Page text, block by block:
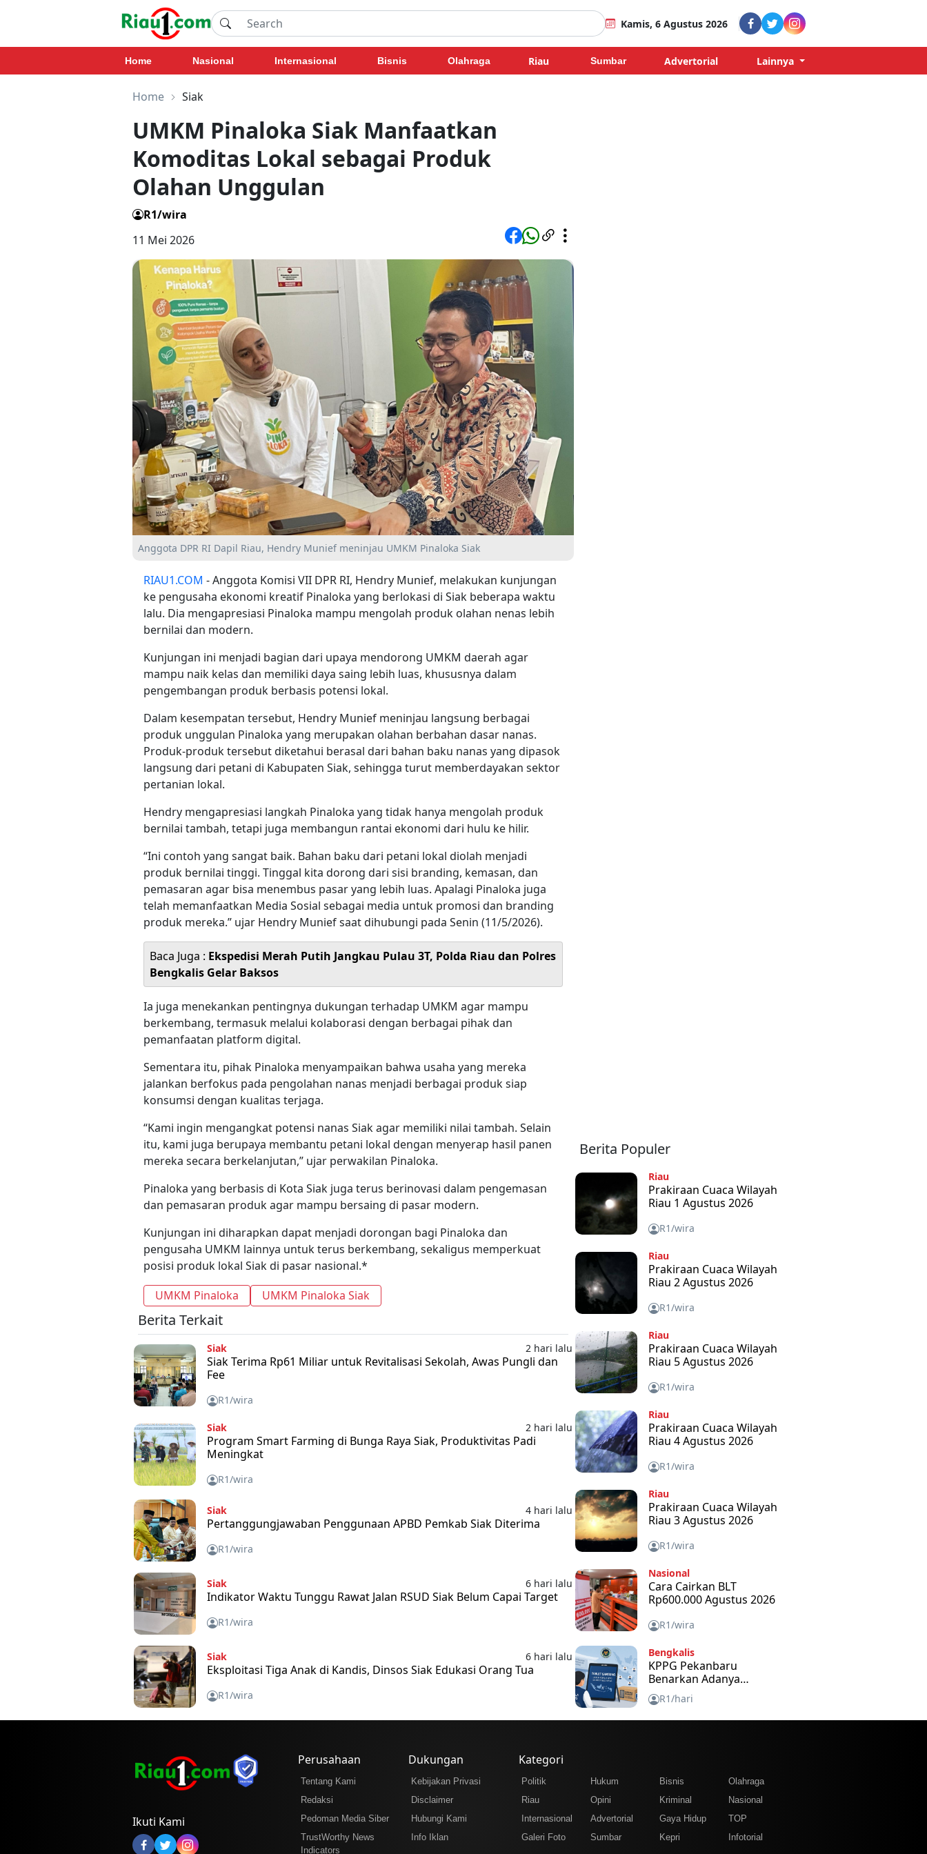
Kamis, 6 Agustus 2026
Home Nasional Internasional Bisnis Olahraga Riau Sumbar Advertorial Lainnya
Home Siak
UMKM Pinaloka Siak Manfaatkan
Komoditas Lokal sebagai Produk
Olahan Unggulan
R1/wira
11 Mei 2026
Anggota DPR RI Dapil Riau, Hendry Munief meninjau UMKM Pinaloka Siak
RIAU1.COM - Anggota Komisi VII DPR RI, Hendry Munief, melakukan kunjungan
ke pengusaha ekonomi kreatif Pinaloka yang berlokasi di Siak beberapa waktu
lalu. Dia mengapresiasi Pinaloka mampu mengolah produk olahan nenas lebih
bernilai dan modern.
Kunjungan ini menjadi bagian dari upaya mendorong UMKM daerah agar
mampu naik kelas dan memiliki daya saing lebih luas, khususnya dalam
pengembangan produk berbasis potensi lokal.
Dalam kesempatan tersebut, Hendry Munief meninjau langsung berbagai
produk unggulan Pinaloka yang merupakan olahan berbahan dasar nanas.
Produk-produk tersebut diketahui berasal dari bahan baku nanas yang dipasok
langsung dari petani di Kabupaten Siak, sehingga turut memberdayakan sektor
pertanian lokal.
Hendry mengapresiasi langkah Pinaloka yang tidak hanya mengolah produk
bernilai tambah, tetapi juga membangun rantai ekonomi dari hulu ke hilir.
“Ini contoh yang sangat baik. Bahan baku dari petani lokal diolah menjadi
produk bernilai tinggi. Tinggal kita dorong dari sisi branding, kemasan, dan
pemasaran agar bisa menembus pasar yang lebih luas. Apalagi Pinaloka juga
telah memanfaatkan Media Sosial sebagai media untuk promosi dan branding
produk mereka.” ujar Hendry Munief saat dihubungi pada Senin (11/5/2026).
Baca Juga : Ekspedisi Merah Putih Jangkau Pulau 3T, Polda Riau dan Polres
Bengkalis Gelar Baksos
Ia juga menekankan pentingnya dukungan terhadap UMKM agar mampu
berkembang, termasuk melalui kolaborasi dengan berbagai pihak dan
pemanfaatan platform digital.
Sementara itu, pihak Pinaloka menyampaikan bahwa usaha yang mereka
jalankan berfokus pada pengolahan nanas menjadi berbagai produk siap
konsumsi dengan kualitas terjaga.
“Kami ingin mengangkat potensi nanas Siak agar memiliki nilai tambah. Selain
itu, kami juga berupaya membantu petani lokal dengan menyerap hasil panen
mereka secara berkelanjutan,” ujar perwakilan Pinaloka.
Pinaloka yang berbasis di Kota Siak juga terus berinovasi dalam pengemasan
dan pemasaran produk agar mampu bersaing di pasar modern.
Kunjungan ini diharapkan dapat menjadi dorongan bagi Pinaloka dan
pengusaha UMKM lainnya untuk terus berkembang, sekaligus memperkuat
posisi produk lokal Siak di pasar nasional.*
UMKM Pinaloka
UMKM Pinaloka Siak
Berita Terkait
Siak 2 hari lalu
Siak Terima Rp61 Miliar untuk Revitalisasi Sekolah, Awas Pungli dan
Fee
R1/wira
Siak 2 hari lalu
Program Smart Farming di Bunga Raya Siak, Produktivitas Padi
Meningkat
R1/wira
Siak 4 hari lalu
Pertanggungjawaban Penggunaan APBD Pemkab Siak Diterima
R1/wira
Siak 6 hari lalu
Indikator Waktu Tunggu Rawat Jalan RSUD Siak Belum Capai Target
R1/wira
Siak 6 hari lalu
Eksploitasi Tiga Anak di Kandis, Dinsos Siak Edukasi Orang Tua
R1/wira
Berita Populer
Riau
Prakiraan Cuaca Wilayah
Riau 1 Agustus 2026
R1/wira
Riau
Prakiraan Cuaca Wilayah
Riau 2 Agustus 2026
R1/wira
Riau
Prakiraan Cuaca Wilayah
Riau 5 Agustus 2026
R1/wira
Riau
Prakiraan Cuaca Wilayah
Riau 4 Agustus 2026
R1/wira
Riau
Prakiraan Cuaca Wilayah
Riau 3 Agustus 2026
R1/wira
Nasional
Cara Cairkan BLT
Rp600.000 Agustus 2026
R1/wira
Bengkalis
KPPG Pekanbaru
Benarkan Adanya
Bantuan Tablet Disetiap
SPPG dan Untuk Apa
R1/hari
Ikuti Kami
Perusahaan
Tentang Kami
Redaksi
Pedoman Media Siber
TrustWorthy News
Indicators
Dukungan
Kebijakan Privasi
Disclaimer
Hubungi Kami
Info Iklan
Kategori
Politik Hukum Bisnis
Olahraga
Riau
Opini Kriminal
Nasional
Internasional
Advertorial Gaya Hidup
TOP
Galeri Foto
Sumbar Kepri Infotorial